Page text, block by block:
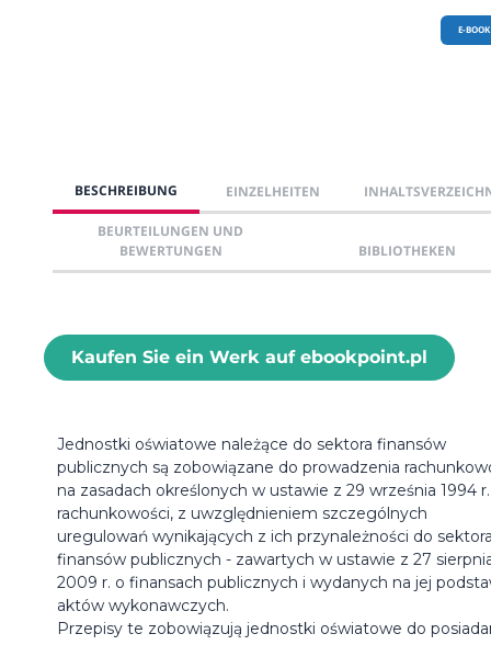
E-BOOK
BESCHREIBUNG EINZELHEITEN
BEURTEILUNGEN UND
BEWERTUNGEN
BIBLIOTHEKEN
Kaufen Sie ein Werk auf ebookpoint.pl
Jednostki oświatowe należące do sektora finansów
publicznych są zobowiązane do prowadzenia
na zasadach określonych w ustawie z 29 września 1994
rachunkowości, z uwzględnieniem szczególnych
uregulowań wynikających z ich przynależności do
finansów publicznych - zawartych w ustawie z 27
2009 r. o finansach publicznych i wydanych na jej
aktów wykonawczych.
Przepisy te zobowiązują jednostki oświatowe do